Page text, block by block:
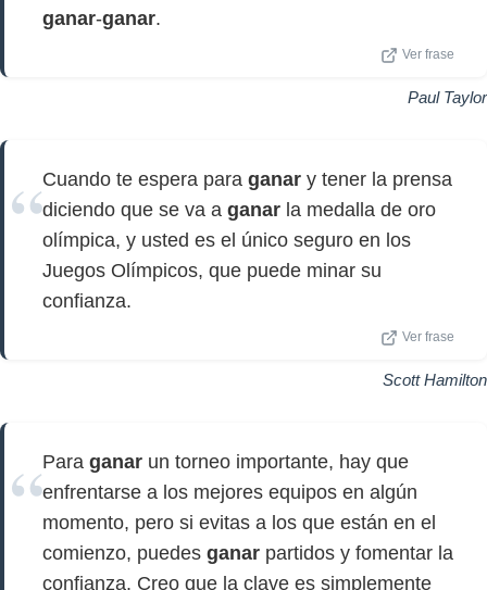
ganar-ganar.
Ver frase
Paul Taylor
Cuando te espera para ganar y tener la prensa
diciendo que se va a ganar la medalla de oro
olímpica, y usted es el único seguro en los
Juegos Olímpicos, que puede minar su
confianza.
Ver frase
Scott Hamilton
Para ganar un torneo importante, hay que
enfrentarse a los mejores equipos en algún
momento, pero si evitas a los que están en el
comienzo, puedes ganar partidos y fomentar la
confianza. Creo que la clave es simplemente